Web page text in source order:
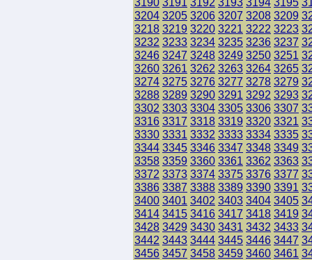
3204 3205 3206 3207 3208 3209
3218 3219 3220 3221 3222 3223
3232 3233 3234 3235 3236 3237
3246 3247 3248 3249 3250 3251
3260 3261 3262 3263 3264 3265
3274 3275 3276 3277 3278 3279
3288 3289 3290 3291 3292 3293
3302 3303 3304 3305 3306 3307
3316 3317 3318 3319 3320 3321
3330 3331 3332 3333 3334 3335
3344 3345 3346 3347 3348 3349
3358 3359 3360 3361 3362 3363
3372 3373 3374 3375 3376 3377
3386 3387 3388 3389 3390 3391
3400 3401 3402 3403 3404 3405
3414 3415 3416 3417 3418 3419
3428 3429 3430 3431 3432 3433
3442 3443 3444 3445 3446 3447
3456 3457 3458 3459 3460 3461